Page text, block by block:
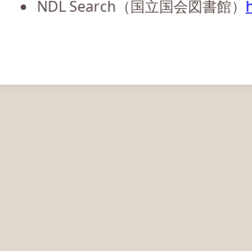
NDL Search（国立国会図書館）